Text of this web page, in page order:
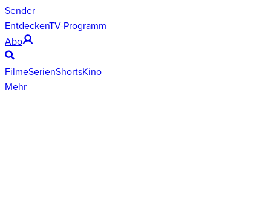
Sender
EntdeckenTV-Programm
Abo
FilmeSerienShortsKino
Mehr